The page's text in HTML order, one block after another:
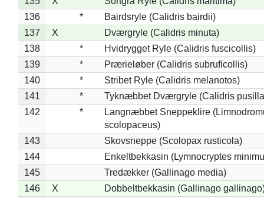
136
*
Bairdsryle (Calidris bairdii)
137
X
Dværgryle (Calidris minuta)
138
*
Hvidrygget Ryle (Calidris fuscicollis)
139
*
Prærieløber (Calidris subruficollis)
140
*
Stribet Ryle (Calidris melanotos)
141
*
Tyknæbbet Dværgryle (Calidris
142
*
Langnæbbet Sneppeklire
scolopaceus)
143
Skovsneppe (Scolopax rusticola)
144
Enkeltbekkasin (Lymnocryptes
145
Tredækker (Gallinago media)
146
X
Dobbeltbekkasin (Gallinago